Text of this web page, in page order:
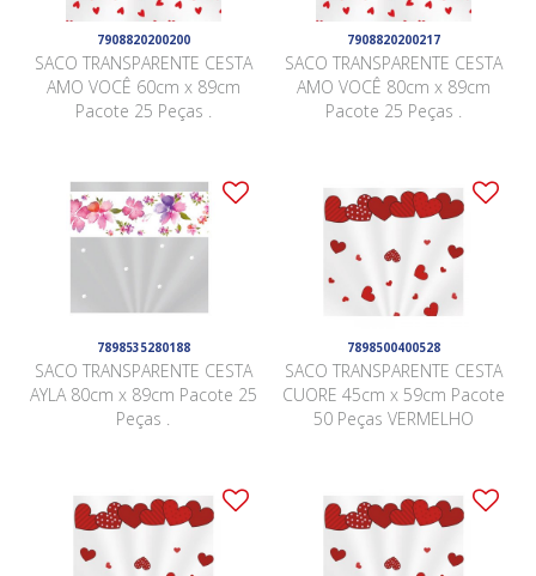
7908820200200
SACO TRANSPARENTE CESTA
AMO VOCÊ 60cm x 89cm
Pacote 25 Peças .
7908820200217
SACO TRANSPARENTE CESTA
AMO VOCÊ 80cm x 89cm
Pacote 25 Peças .
7898535280188
SACO TRANSPARENTE CESTA
AYLA 80cm x 89cm Pacote 25
Peças .
7898500400528
SACO TRANSPARENTE CESTA
CUORE 45cm x 59cm Pacote
50 Peças VERMELHO